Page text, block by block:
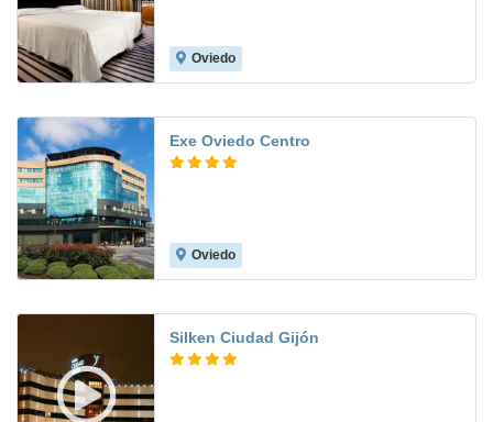
Oviedo
Exe Oviedo Centro
Oviedo
Silken Ciudad Gijón